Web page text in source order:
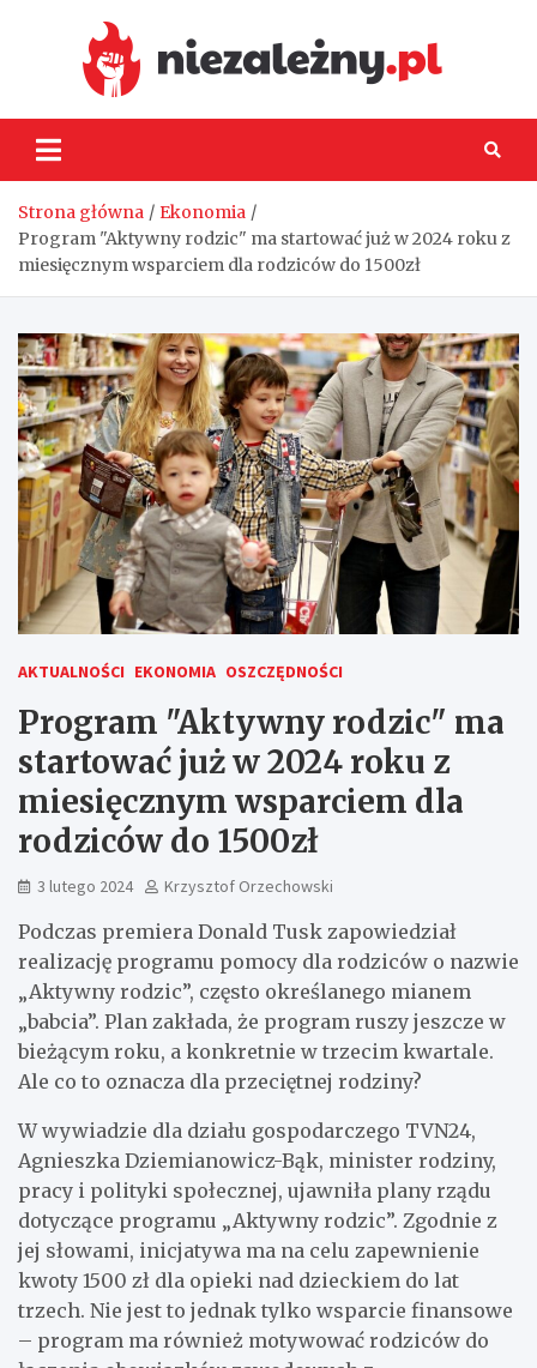
Strona główna
Ekonomia
Program "Aktywny rodzic" ma startować już w 2024 roku z
miesięcznym wsparciem dla rodziców do 1500zł
AKTUALNOŚCI EKONOMIA OSZCZĘDNOŚCI
Program "Aktywny rodzic" ma
startować już w 2024 roku z
miesięcznym wsparciem dla
rodziców do 1500zł
3 lutego 2024 Krzysztof Orzechowski
Podczas premiera Donald Tusk zapowiedział
realizację programu pomocy dla rodziców o nazwie
„Aktywny rodzic”, często określanego mianem
„babcia”. Plan zakłada, że program ruszy jeszcze w
bieżącym roku, a konkretnie w trzecim kwartale.
Ale co to oznacza dla przeciętnej rodziny?
W wywiadzie dla działu gospodarczego TVN24,
Agnieszka Dziemianowicz-Bąk, minister rodziny,
pracy i polityki społecznej, ujawniła plany rządu
dotyczące programu „Aktywny rodzic”. Zgodnie z
jej słowami, inicjatywa ma na celu zapewnienie
kwoty 1500 zł dla opieki nad dzieckiem do lat
trzech. Nie jest to jednak tylko wsparcie finansowe
– program ma również motywować rodziców do